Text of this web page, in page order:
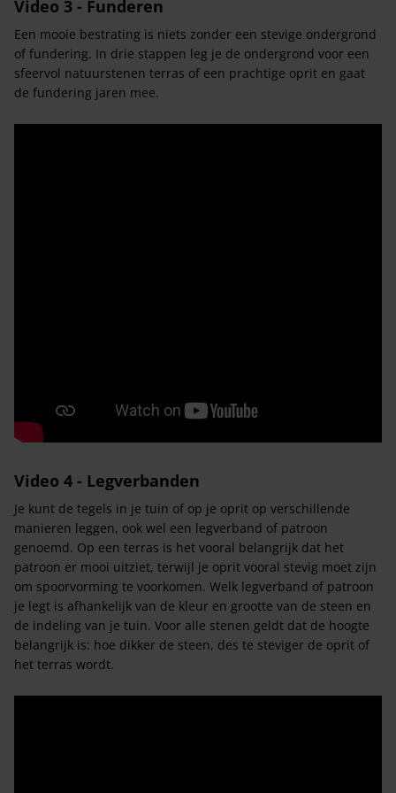
Video 3 - Funderen
Een mooie bestrating is niets zonder een stevige ondergrond
of fundering. In drie stappen leg je de ondergrond voor een
sfeervol natuurstenen terras of een prachtige oprit en gaat
de fundering jaren mee.
Video 4 - Legverbanden
Je kunt de tegels in je tuin of op je oprit op verschillende
manieren leggen, ook wel een legverband of patroon
genoemd. Op een terras is het vooral belangrijk dat het
patroon er mooi uitziet, terwijl je oprit vooral stevig moet zijn
om spoorvorming te voorkomen. Welk legverband of patroon
je legt is afhankelijk van de kleur en grootte van de steen en
de indeling van je tuin. Voor alle stenen geldt dat de hoogte
belangrijk is: hoe dikker de steen, des te steviger de oprit of
het terras wordt.